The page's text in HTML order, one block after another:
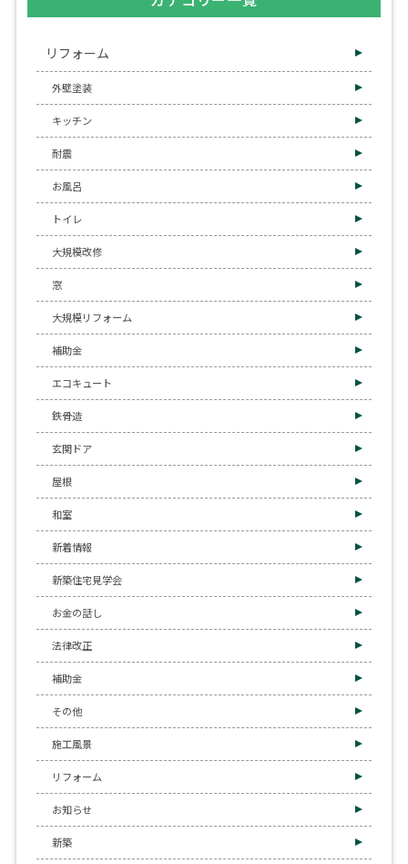
リフォーム
外壁塗装
キッチン
耐震
お風呂
トイレ
大規模改修
窓
大規模リフォーム
補助金
エコキュート
鉄骨造
玄関ドア
屋根
和室
新着情報
新築住宅見学会
お金の話し
法律改正
補助金
その他
施工風景
リフォーム
お知らせ
新築